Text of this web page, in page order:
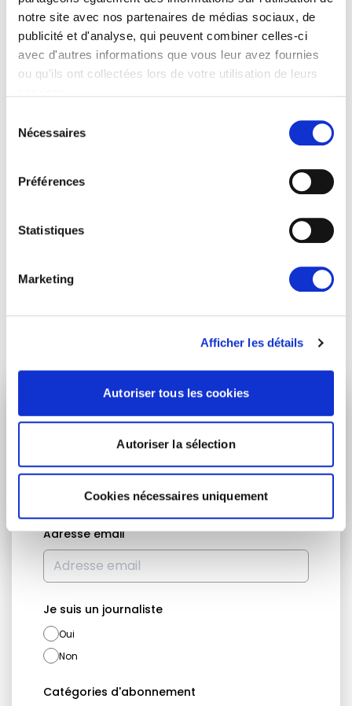
notre site avec nos partenaires de médias sociaux, de
publicité et d'analyse, qui peuvent combiner celles-ci
avec d'autres informations que vous leur avez fournies
ou qu'ils ont collectées lors de votre utilisation de leurs
Nécessaires
Préférences
Statistiques
Marketing
Afficher les détails
Autoriser tous les cookies
Autoriser la sélection
Cookies nécessaires uniquement
Speaker of the Cultural and Political Organization
Turkmensahra-Iran
Jalil SHERHANI
Speaker of the United Democratic of Azerbaijan-
Birlik
11.15 - 11.50 Questions & Answers
11.50 - 12.00 Closing remarks (MEP)
RESTEZ INFORMÉ
Prénom Nom
Adresse email
Je suis un journaliste
Oui
Non
Catégories d'abonnement